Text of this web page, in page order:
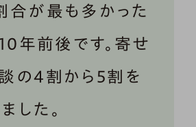
合が最も多かった
年前後です。寄せ
の4割から5割を
した。